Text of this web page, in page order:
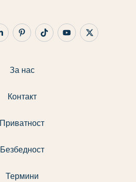
За нас
Контакт
Приватност
Безбедност
Термини